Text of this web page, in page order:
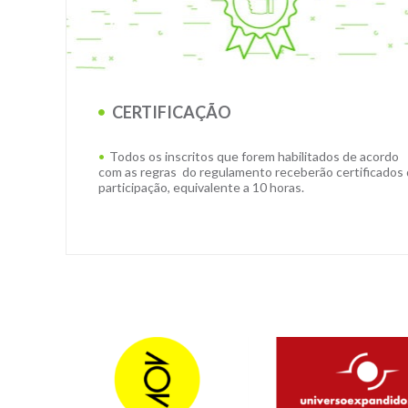
CERTIFICAÇÃO
Todos os inscritos que forem habilitados de acordo
com as regras do regulamento receberão certificados
participação, equivalente a 10 horas.